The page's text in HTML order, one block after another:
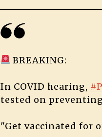
BREAKING:
In COVID hearing,
tested on
"Get vaccinated for